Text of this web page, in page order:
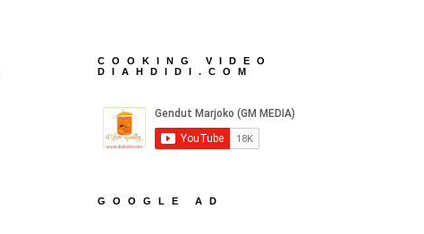
COOKING VIDEO
DIAHDIDI.COM
GOOGLE AD